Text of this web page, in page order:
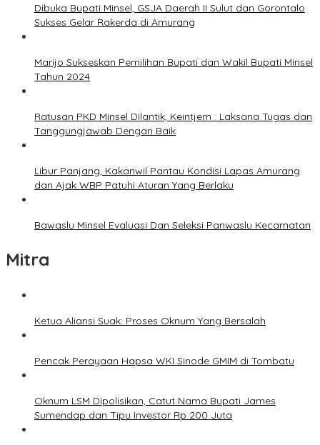
Dibuka Bupati Minsel, GSJA Daerah II Sulut dan Gorontalo
Sukses Gelar Rakerda di Amurang
Marijo Sukseskan Pemilihan Bupati dan Wakil Bupati Minsel
Tahun 2024
Ratusan PKD Minsel Dilantik, Keintjem : Laksana Tugas dan
Tanggungjawab Dengan Baik
Libur Panjang, Kakanwil Pantau Kondisi Lapas Amurang
dan Ajak WBP Patuhi Aturan Yang Berlaku
Bawaslu Minsel Evaluasi Dan Seleksi Panwaslu Kecamatan
Mitra
Ketua Aliansi Suak: Proses Oknum Yang Bersalah
Pencak Perayaan Hapsa WKI Sinode GMIM di Tombatu
Oknum LSM Dipolisikan, Catut Nama Bupati James
Sumendap dan Tipu Investor Rp 200 Juta